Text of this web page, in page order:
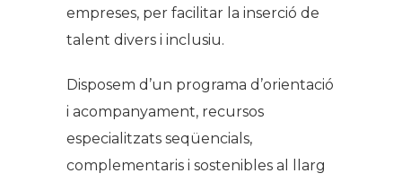
empreses, per facilitar la inserció de
talent divers i inclusiu.
Disposem d’un programa d’orientació
i acompanyament, recursos
especialitzats seqüencials,
complementaris i sostenibles al llarg